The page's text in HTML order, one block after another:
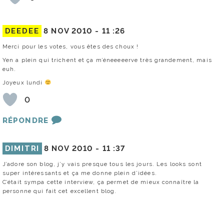
DEEDEE 8 NOV 2010 - 11 :26
Merci pour les votes, vous êtes des choux !
Yen a plein qui trichent et ça m’éneeeeerve très grandement, mais
euh.
Joyeux lundi
0
RÉPONDRE
DIMITRI 8 NOV 2010 - 11 :37
J’adore son blog, j’y vais presque tous les jours. Les looks sont
super intéressants et ça me donne plein d’idées.
C’était sympa cette interview, ça permet de mieux connaître la
personne qui fait cet excellent blog.